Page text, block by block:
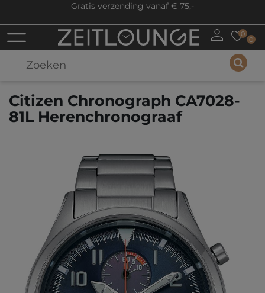
Gratis verzending vanaf € 75,-
0
0
Citizen Chronograph CA7028-
81L Herenchronograaf